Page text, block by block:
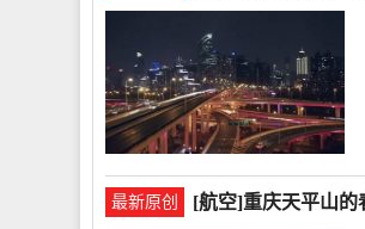
最新原创 [航空]重庆天平山的